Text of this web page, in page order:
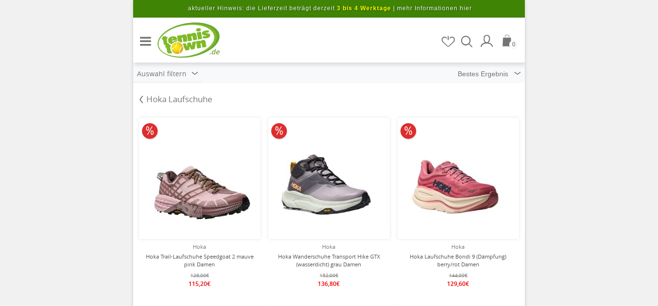
aktueller Hinweis: die Lieferzeit beträgt derzeit 3 bis 4 Werktage mehr Informationen hier
.de
0
Auswahl filtern
Hoka Laufschuhe
Hoka
Hoka Trail-Laufschuhe Speedgoat 2 mauve
pink Damen
128,00€
115,20€
10% reduziert
Hoka
Hoka Wanderschuhe Transport Hike GTX
(wasserdicht) grau Damen
152,00€
136,80€
10% reduziert
Hoka
Hoka Laufschuhe Bondi 9 (Dämpfung)
berry/rot Damen
144,00€
129,60€
10% reduziert